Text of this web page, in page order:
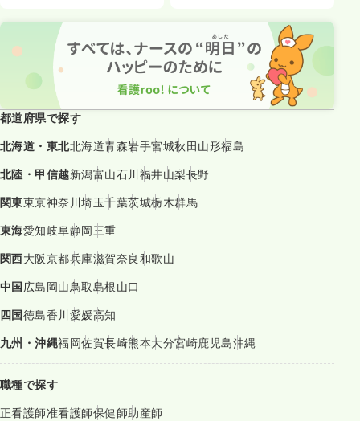
都道府県で探す
北海道・東北北海道青森岩手宮城秋田山形福島
北陸・甲信越新潟富山石川福井山梨長野
関東東京神奈川埼玉千葉茨城栃木群馬
東海愛知岐阜静岡三重
関西大阪京都兵庫滋賀奈良和歌山
中国広島岡山鳥取島根山口
四国徳島香川愛媛高知
九州・沖縄福岡佐賀長崎熊本大分宮崎鹿児島沖縄
職種で探す
正看護師准看護師保健師助産師